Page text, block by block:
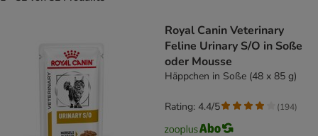
Royal Canin Veterinary
Feline Urinary S/O in Soße
oder Mousse
Häppchen in Soße (48 x 85 g)
Rating: 4.4/5 (194)